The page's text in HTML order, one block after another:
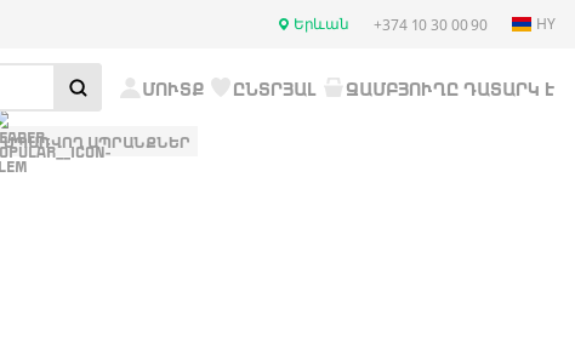
Երևան +374 10 30 00 90 HY
ՄՈՒՏՔ ԸՆՏՐՅԱԼ ԶԱՄԲՅՈՒՂԸ ԴԱՏԱՐԿ Է
ՍՊԱՌՎՈՂ ԱՊՐԱՆՔՆԵՐ